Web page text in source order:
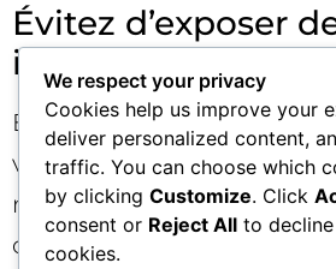
Évitez d’exposer
informations
EntityMap doit publier
vous êtes prêts à voir
moteurs et des agents.
données personnelles, les
We respect your privacy
Cookies help us improve your
deliver personalized content,
traffic. You can choose which
by clicking Customize. Click
consent or Reject All to
cookies.